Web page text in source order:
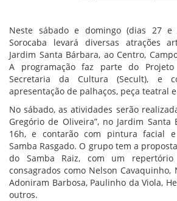
Neste sábado e domingo (dias 27
Sorocaba levará diversas atrações
Jardim Santa Bárbara, ao Centro,
A programação faz parte do
Secretaria da Cultura (Secult), e
apresentação de palhaços, peça teatral
No sábado, as atividades serão
Gregório de Oliveira”, no Jardim
16h, e contarão com pintura facial
Samba Rasgado. O grupo tem a
do Samba Raiz, com um repertório
consagrados como Nelson Cavaquinho,
Adoniram Barbosa, Paulinho da Viola,
outros.